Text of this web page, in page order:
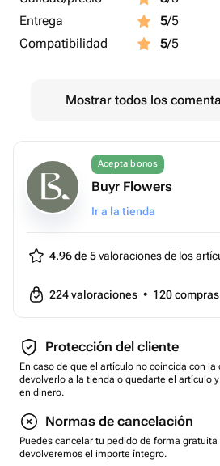
Entrega
5/5
Compatibilidad
5/5
Mostrar todos los
Acepta bonos
Buyr Flowers
Ir a la tienda
4.96 de 5valoraciones de los
224valoraciones • 120compras
Protección del cliente
En caso de que el artículo no coincida con
devolverlo a la tienda o quedarte el artículo
en dinero.
Normas de cancelación
Puedes cancelar tu pedido de forma
devolveremos el importe íntegro.